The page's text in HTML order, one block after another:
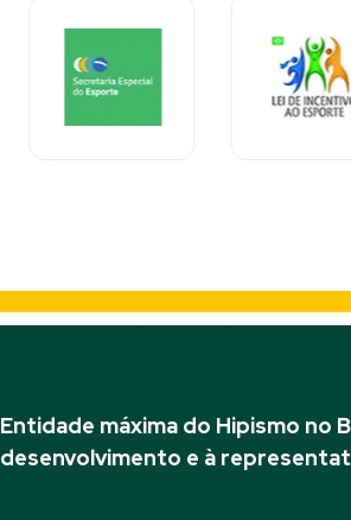
Entidade máxima do Hipismo no
desenvolvimento e à